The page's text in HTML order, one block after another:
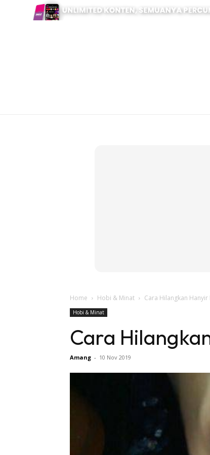
Home Hobi & Minat Cara Hilangkan Hanyir
Hobi & Minat
Cara
Amang - 10 Nov 2019